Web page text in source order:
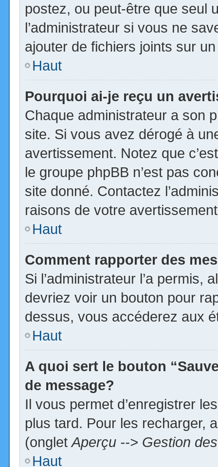
postez, ou peut-être que seul
l’administrateur si vous ne
ajouter de fichiers joints sur
Haut
Pourquoi ai-je reçu un
Chaque administrateur a son
site. Si vous avez dérogé à
avertissement. Notez que
le groupe phpBB n’est pas
site donné. Contactez
raisons de votre
Haut
Comment rapporter des
Si l’administrateur l’a permis,
devriez voir un bouton pour
dessus, vous accéderez aux
Haut
A quoi sert le bouton
de message?
Il vous permet d’enregistrer
plus tard. Pour les recharger,
(ongletAperçu --> Gestion
Haut